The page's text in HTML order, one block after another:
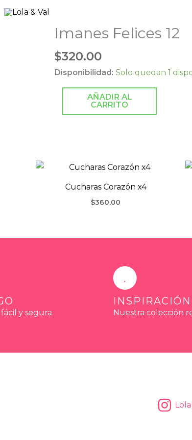
Imanes Felices 12
$320.00
Disponibilidad: Solo quedan 1
Imanes
12
cantidad
AÑADIR AL
CARRITO
Cucharas Corazón x4
$360.00
y segura
INSPIRACIÓN
Nuestra colección
Lola